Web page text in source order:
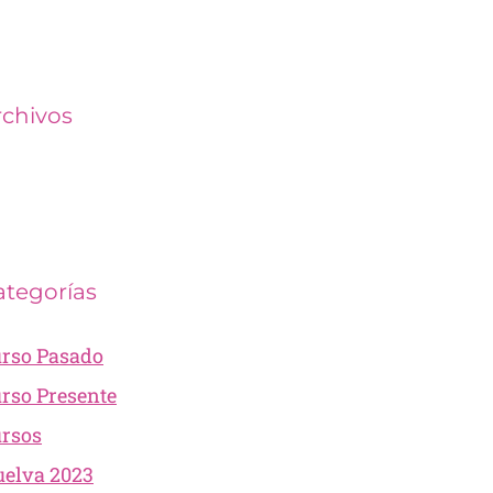
Pasado
Presente
2023